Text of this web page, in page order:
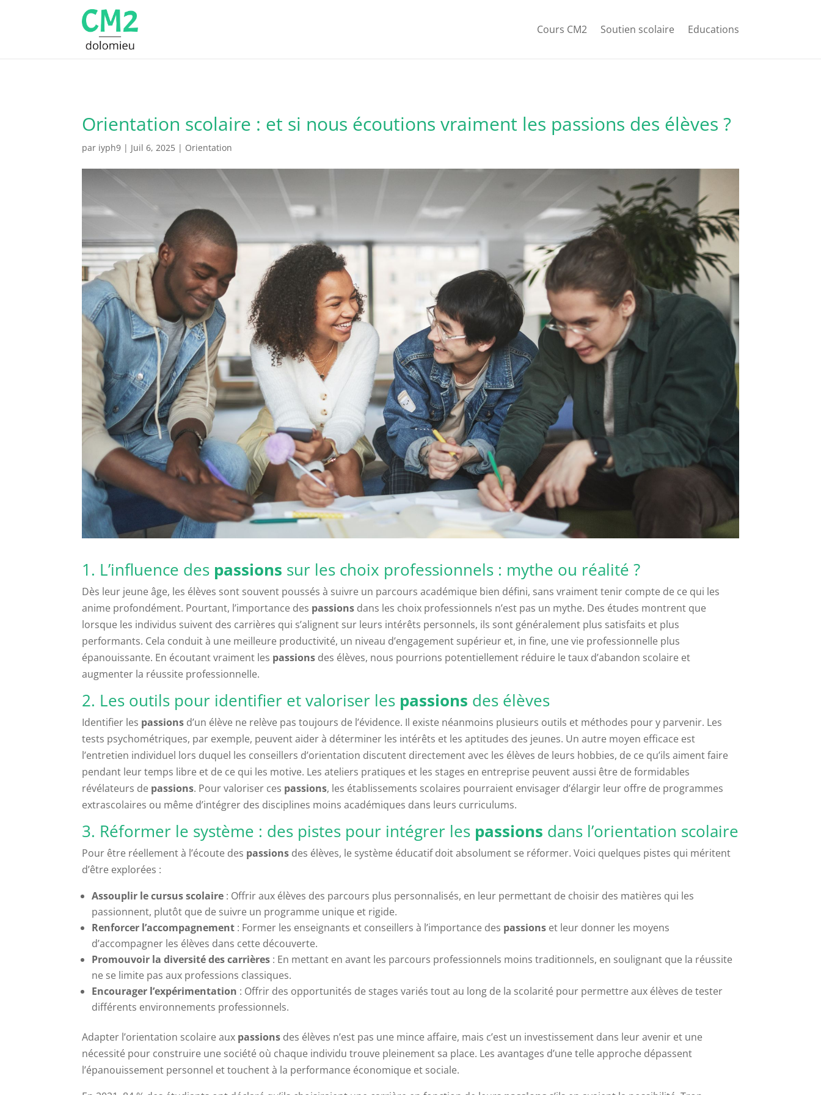
Cours CM2 Soutien scolaire Educations
Orientation scolaire : et si nous écoutions vraiment les passions des élèves ?
par iyph9 | Juil 6, 2025 | Orientation
1. L’influence des passions sur les choix professionnels : mythe ou réalité ?
Dès leur jeune âge, les élèves sont souvent poussés à suivre un parcours académique bien défini, sans vraiment tenir compte de ce qui les
anime profondément. Pourtant, l’importance des passions dans les choix professionnels n’est pas un mythe. Des études montrent que
lorsque les individus suivent des carrières qui s’alignent sur leurs intérêts personnels, ils sont généralement plus satisfaits et plus
performants. Cela conduit à une meilleure productivité, un niveau d’engagement supérieur et, in fine, une vie professionnelle plus
épanouissante. En écoutant vraiment les passions des élèves, nous pourrions potentiellement réduire le taux d’abandon scolaire et
augmenter la réussite professionnelle.
2. Les outils pour identifier et valoriser les passions des élèves
Identifier les passions d’un élève ne relève pas toujours de l’évidence. Il existe néanmoins plusieurs outils et méthodes pour y parvenir. Les
tests psychométriques, par exemple, peuvent aider à déterminer les intérêts et les aptitudes des jeunes. Un autre moyen efficace est
l’entretien individuel lors duquel les conseillers d’orientation discutent directement avec les élèves de leurs hobbies, de ce qu’ils aiment faire
pendant leur temps libre et de ce qui les motive. Les ateliers pratiques et les stages en entreprise peuvent aussi être de formidables
révélateurs de passions. Pour valoriser ces passions, les établissements scolaires pourraient envisager d’élargir leur offre de programmes
extrascolaires ou même d’intégrer des disciplines moins académiques dans leurs curriculums.
3. Réformer le système : des pistes pour intégrer les passions dans l’orientation scolaire
Pour être réellement à l’écoute des passions des élèves, le système éducatif doit absolument se réformer. Voici quelques pistes qui méritent
d’être explorées :
Assouplir le cursus scolaire : Offrir aux élèves des parcours plus personnalisés, en leur permettant de choisir des matières qui les
passionnent, plutôt que de suivre un programme unique et rigide.
Renforcer l’accompagnement : Former les enseignants et conseillers à l’importance des passions et leur donner les moyens
d’accompagner les élèves dans cette découverte.
Promouvoir la diversité des carrières : En mettant en avant les parcours professionnels moins traditionnels, en soulignant que la réussite
ne se limite pas aux professions classiques.
Encourager l’expérimentation : Offrir des opportunités de stages variés tout au long de la scolarité pour permettre aux élèves de tester
différents environnements professionnels.
Adapter l’orientation scolaire aux passions des élèves n’est pas une mince affaire, mais c’est un investissement dans leur avenir et une
nécessité pour construire une société où chaque individu trouve pleinement sa place. Les avantages d’une telle approche dépassent
l’épanouissement personnel et touchent à la performance économique et sociale.